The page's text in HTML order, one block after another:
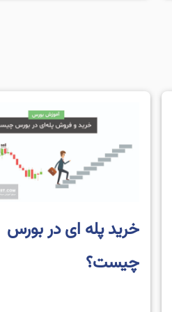
خرید پله ای در بورس
چیست؟